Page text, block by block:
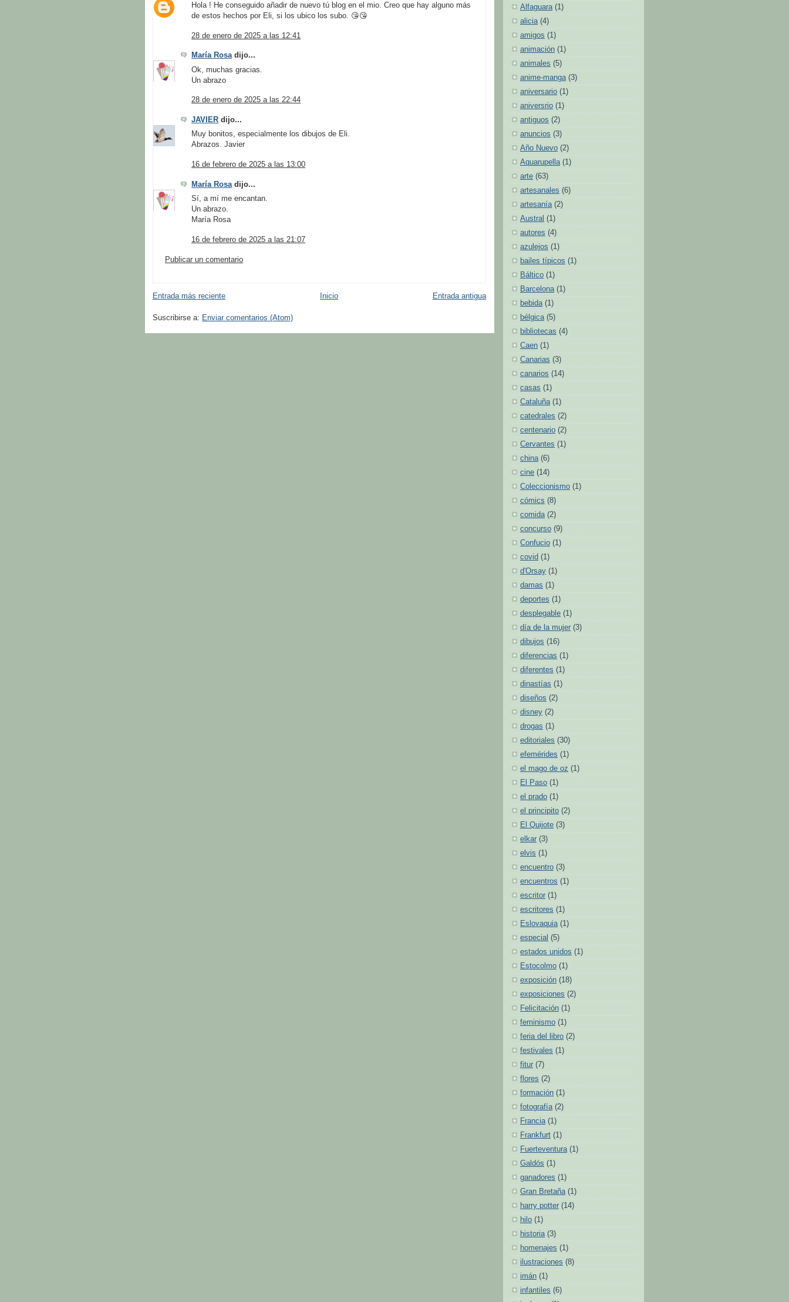
Hola ! He conseguido añadir de nuevo tú blog en el mio. Creo que hay alguno más
de estos hechos por Eli, si los ubico los subo. 😘😘
28 de enero de 2025 a las 12:41
María Rosadijo...
Ok, muchas gracias.
Un abrazo
28 de enero de 2025 a las 22:44
JAVIER dijo...
Muy bonitos, especialmente los dibujos de Eli.
Abrazos. Javier
16 de febrero de 2025 a las 13:00
María Rosadijo...
Sí, a mí me encantan.
Un abrazo.
María Rosa
16 de febrero de 2025 a las 21:07
Publicar un comentario
Entrada más reciente Entrada antigua
Inicio
Suscribirse a: Enviar comentarios (Atom)
Alfaguara (1)
alicia (4)
amigos (1)
animación (1)
animales (5)
anime-manga (3)
aniversario (1)
aniversrio (1)
antiguos (2)
anuncios (3)
Año Nuevo (2)
Aquarupella (1)
arte (63)
artesanales (6)
artesanía (2)
Austral (1)
autores (4)
azulejos (1)
bailes típicos (1)
Báltico (1)
Barcelona (1)
bebida (1)
bélgica (5)
bibliotecas (4)
Caen (1)
Canarias (3)
canarios (14)
casas (1)
Cataluña (1)
catedrales (2)
centenario (2)
Cervantes (1)
china (6)
cine (14)
Coleccionismo (1)
cómics (8)
comida (2)
concurso (9)
Confucio (1)
covid (1)
d'Orsay (1)
damas (1)
deportes (1)
desplegable (1)
día de la mujer (3)
dibujos (16)
diferencias (1)
diferentes (1)
dinastías (1)
diseños (2)
disney (2)
drogas (1)
editoriales (30)
efemérides (1)
el mago de oz (1)
El Paso (1)
el prado (1)
el principito (2)
El Quijote (3)
elkar (3)
elvis (1)
encuentro (3)
encuentros (1)
escritor (1)
escritores (1)
Eslovaquia (1)
especial (5)
estados unidos (1)
Estocolmo (1)
exposición (18)
exposiciones (2)
Felicitación (1)
feminismo (1)
feria del libro (2)
festivales (1)
fitur (7)
flores (2)
formación (1)
fotografía (2)
Francia (1)
Frankfurt (1)
Fuerteventura (1)
Galdós (1)
ganadores (1)
Gran Bretaña (1)
harry potter (14)
hilo (1)
historia (3)
homenajes (1)
ilustraciones (8)
imán (1)
infantiles (6)